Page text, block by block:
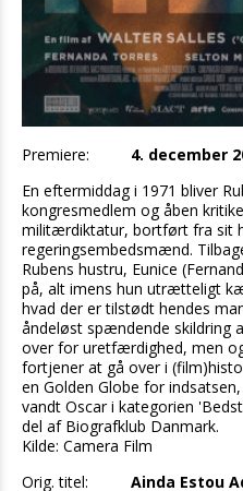
Premiere:
4. december
En eftermiddag i 1971 bliver
kongresmedlem og åben
militærdiktatur, bortført fra sit
regeringsembedsmænd.
Rubens hustru, Eunice
på, alt imens hun utrætteligt
hvad der er tilstødt hendes
åndeløst spændende skildring
over for uretfærdighed, men
fortjener at gå over i
en Golden Globe for
vandt Oscar i kategorien
del af Biografklub Danmark.
Kilde: Camera Film
Orig. titel:
Ainda Estou